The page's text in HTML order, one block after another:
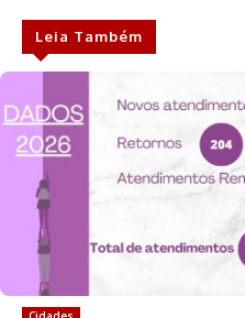
Leia Também